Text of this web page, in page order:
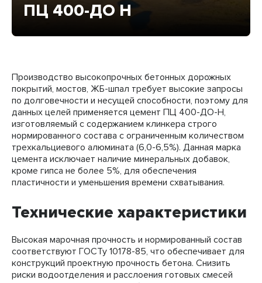
ПЦ 400-ДО Н
Производство высокопрочных бетонных дорожных
покрытий, мостов, ЖБ-шпал требует высокие запросы
по долговечности и несущей способности, поэтому для
данных целей применяется цемент ПЦ 400-ДО-Н,
изготовляемый с содержанием клинкера строго
нормированного состава с ограниченным количеством
трехкальциевого алюмината (6,0-6,5%). Данная марка
цемента исключает наличие минеральных добавок,
кроме гипса не более 5%, для обеспечения
пластичности и уменьшения времени схватывания.
Технические характеристики
Высокая марочная прочность и нормированный состав
соответствуют ГОСТу 10178-85, что обеспечивает для
конструкций проектную прочность бетона. Снизить
риски водоотделения и расслоения готовых смесей